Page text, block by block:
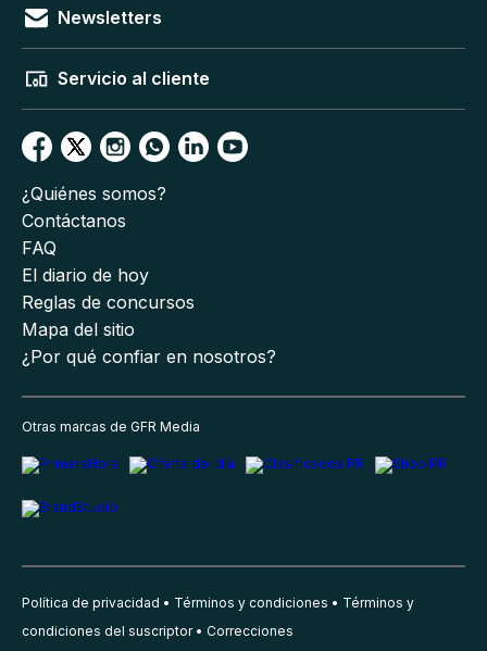
Newsletters
Servicio al cliente
¿Quiénes somos?
Contáctanos
FAQ
El diario de hoy
Reglas de concursos
Mapa del sitio
¿Por qué confiar en nosotros?
Otras marcas de GFR Media
Política de privacidad Términos y condiciones
Términos y
condiciones del suscriptor
Correcciones